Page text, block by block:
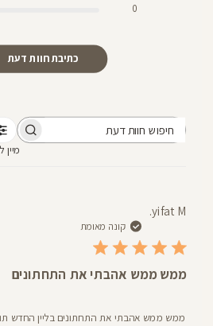
0
כתיבת חוות דעת
מיין
yifat M.
קונה מאומת
ממש ממש אהבתי את התחתונים
ממש ממש אהבתי את התחתונים בליין החדש